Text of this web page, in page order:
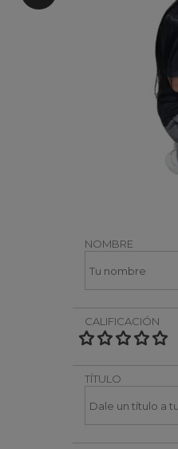
NOMBRE
CALIFICACIÓN
TÍTULO